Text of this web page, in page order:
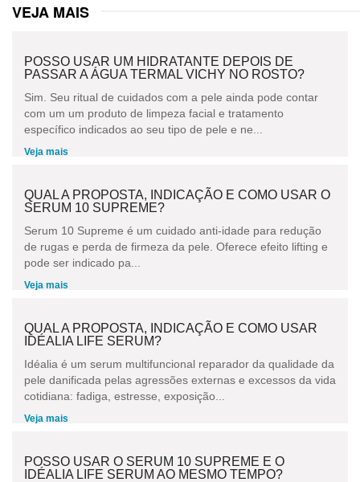
VEJA MAIS
POSSO USAR UM HIDRATANTE DEPOIS DE
PASSAR A ÁGUA TERMAL VICHY NO ROSTO?
Sim. Seu ritual de cuidados com a pele ainda pode contar
com um um produto de limpeza facial e tratamento
específico indicados ao seu tipo de pele e ne...
Veja mais
QUAL A PROPOSTA, INDICAÇÃO E COMO USAR O
SERUM 10 SUPREME?
Serum 10 Supreme é um cuidado anti-idade para redução
de rugas e perda de firmeza da pele. Oferece efeito lifting e
pode ser indicado pa...
Veja mais
QUAL A PROPOSTA, INDICAÇÃO E COMO USAR
IDÉALIA LIFE SERUM?
Idéalia é um serum multifuncional reparador da qualidade da
pele danificada pelas agressões externas e excessos da vida
cotidiana: fadiga, estresse, exposição...
Veja mais
POSSO USAR O SERUM 10 SUPREME E O
IDÉALIA LIFE SERUM AO MESMO TEMPO?